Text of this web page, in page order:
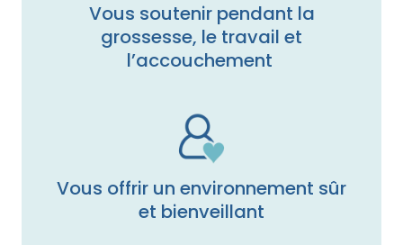
Vous soutenir pendant la
grossesse, le travail et
l’accouchement
Vous offrir un environnement sûr
et bienveillant